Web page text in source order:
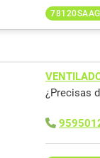
¿Precisas